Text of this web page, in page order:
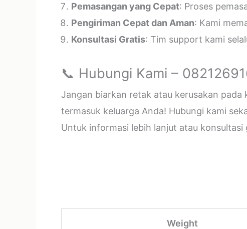
Pemasangan yang Cepat: Proses
Pengiriman Cepat dan Aman: Kami
Konsultasi Gratis: Tim support kami
📞 Hubungi Kami –
Jangan biarkan retak atau kerusakan
termasuk keluarga Anda! Hubungi kami
Untuk informasi lebih lanjut atau
Weight